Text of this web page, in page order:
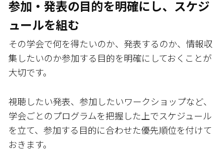
参加・発表の目的を明確にし、スケジ
ュールを組む
その学会で何を得たいのか、発表するのか、情報収
集したいのか――参加する目的を明確にしておくことが
大切です。
視聴したい発表、参加したいワークショップなど、
学会ごとのプログラムを把握した上でスケジュール
を立て、参加する目的に合わせた優先順位を付けて
おきます。